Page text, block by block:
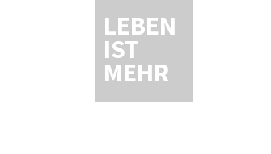
LEBEN
IST
MEHR